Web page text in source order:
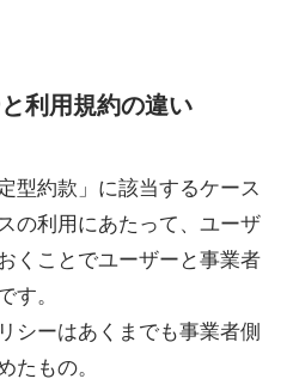
利用規約の違い
型約款」に該当するケース
の利用にあたって、ユーザ
くことでユーザーと事業者
す。
シーはあくまでも事業者側
たもの。